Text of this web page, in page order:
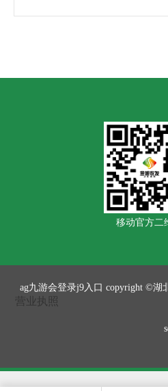
移动官方二
ag九游会登录j9入口 copyright ©湖
营业执照